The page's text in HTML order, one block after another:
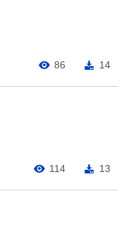
86 14
114 13